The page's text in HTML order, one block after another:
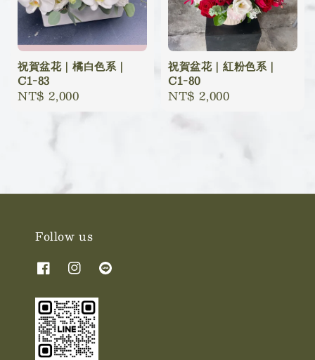
祝賀盆花｜橘白色系｜
C1-83
Regular
NT$ 2,000
祝賀盆花｜紅粉色系｜
C1-80
Regular
price
NT$ 2,000
Follow us